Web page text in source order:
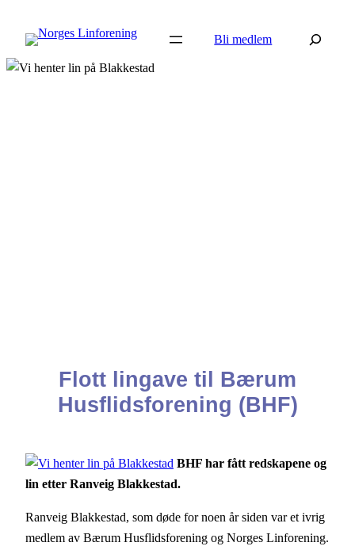
innhold
Bli medlem Søk
Flott lingave til Bærum
Husflidsforening (BHF)
BHF har fått redskapene og
lin etter Ranveig Blakkestad.
Ranveig Blakkestad, som døde for noen år siden var et ivrig
medlem av Bærum Husflidsforening og Norges Linforening.